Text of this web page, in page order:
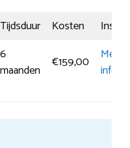
Tijdsduur Kosten
6
maanden
€159,00
Meer